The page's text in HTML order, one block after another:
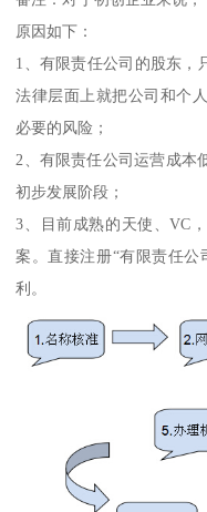
原因如下：
1、有限责任公司的股东，
法律层面上就把公司和个
必要的风险；
2、有限责任公司运营成本
初步发展阶段；
3、目前成熟的天使、VC
案。直接注册“有限责任公
利。